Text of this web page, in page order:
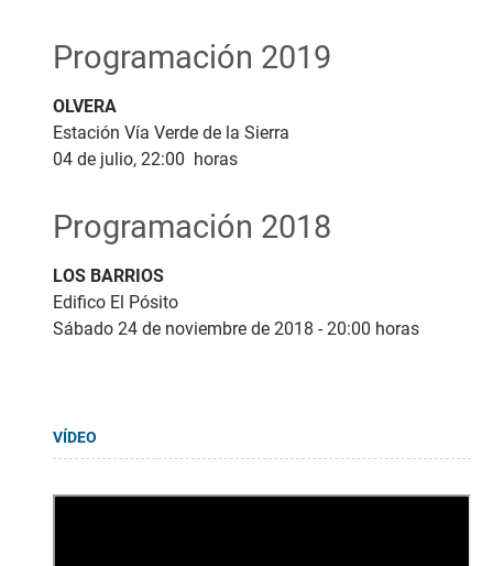
Programación 2019
OLVERA
Estación Vía Verde de la Sierra
04 de julio, 22:00 horas
Programación 2018
LOS BARRIOS
Edifico El Pósito
Sábado 24 de noviembre de 2018 - 20:00 horas
VÍDEO